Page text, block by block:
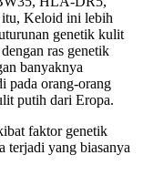
Keloid ini lebih
genetik kulit
ras genetik
banyaknya
pada orang-orang
putih dari Eropa.
faktor genetik
terjadi yang biasanya